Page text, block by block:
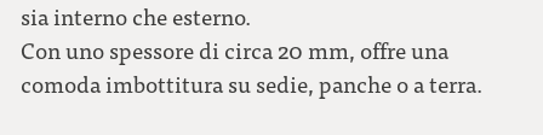
sia interno che esterno.
Con uno spessore di circa 20 mm, offre una
comoda imbottitura su sedie, panche o a terra.